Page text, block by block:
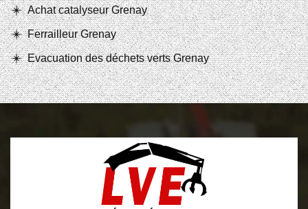
Achat catalyseur Grenay
Ferrailleur Grenay
Evacuation des déchets verts Grenay